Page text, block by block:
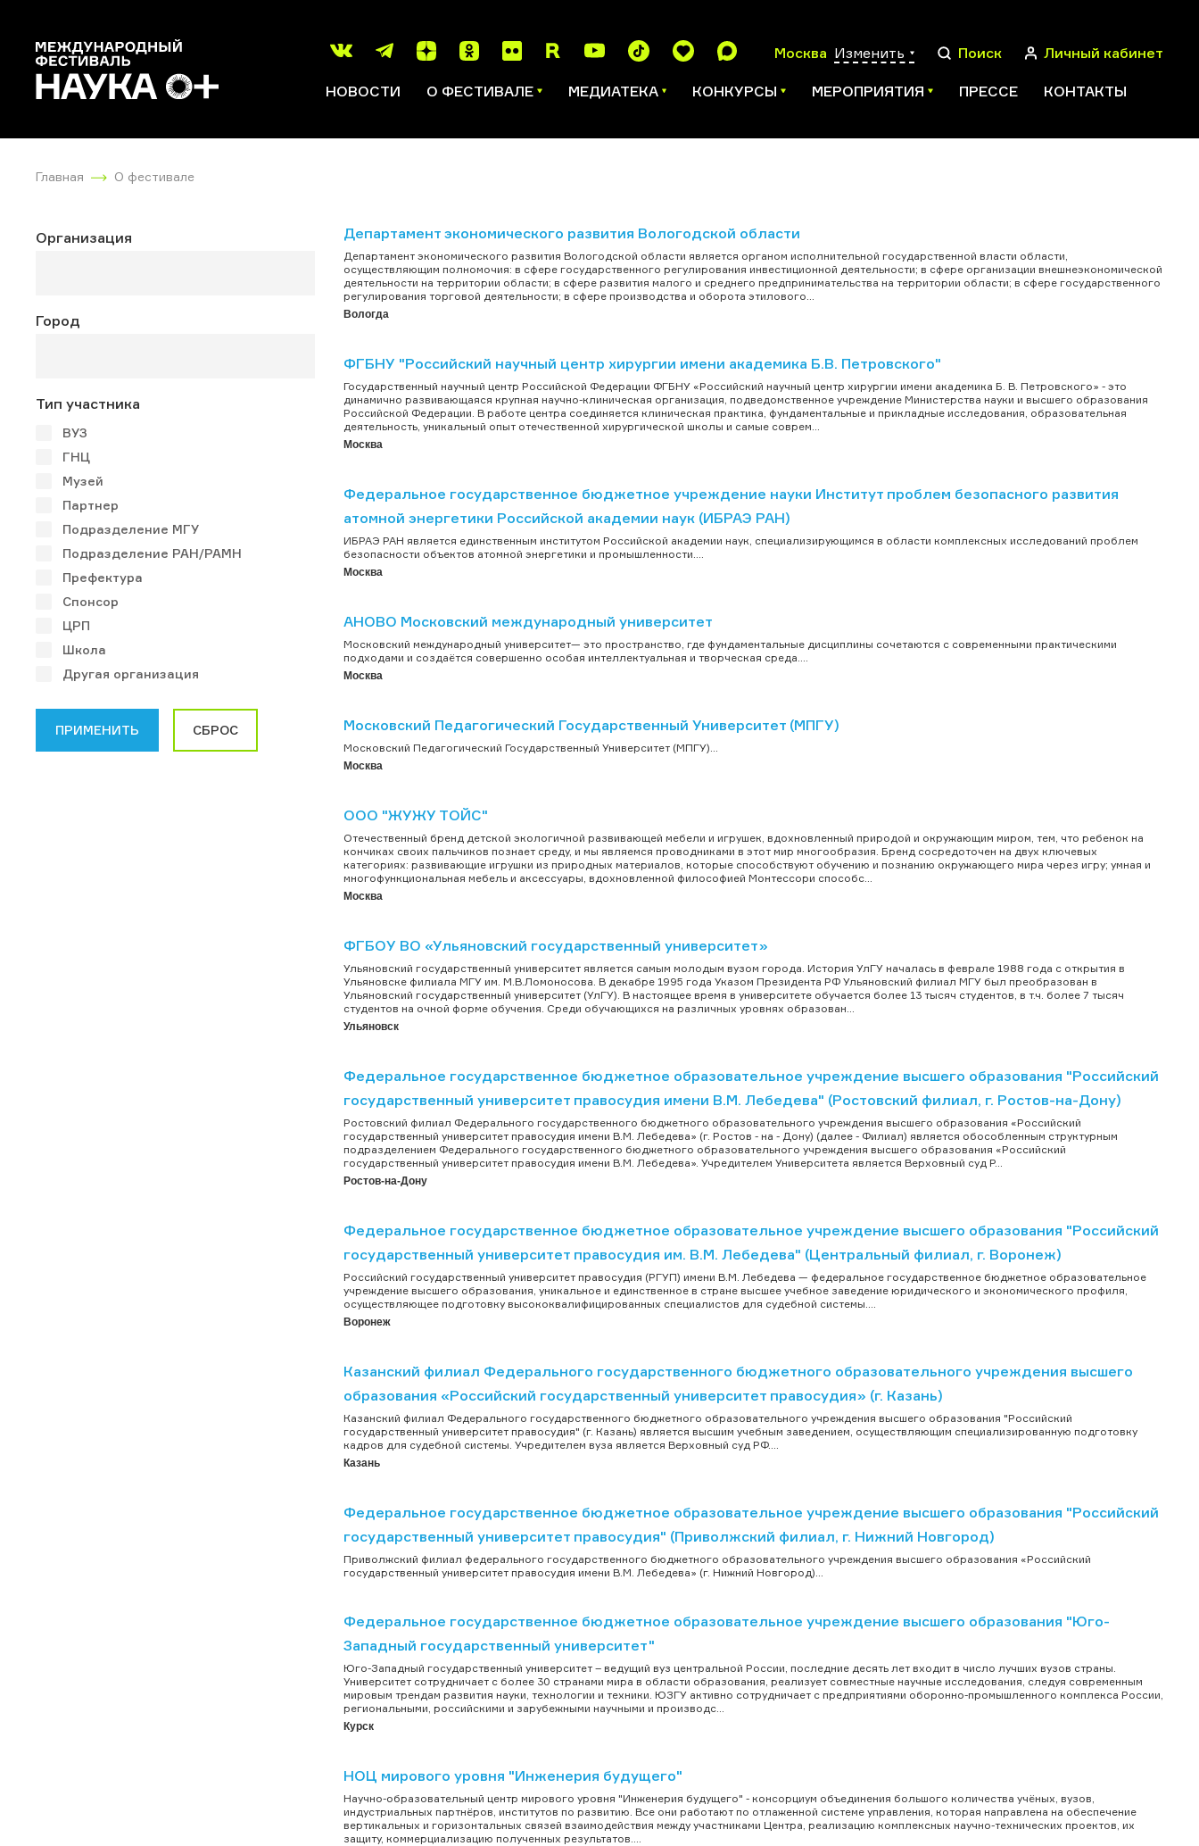
Москва Изменить Поиск Личный кабинет
НОВОСТИ О ФЕСТИВАЛЕ МЕДИАТЕКА КОНКУРСЫ МЕРОПРИЯТИЯ ПРЕССЕ КОНТАКТЫ
Главная О фестивале
Организация
Город
Тип участника
ВУЗ
ГНЦ
Музей
Партнер
Подразделение МГУ
Подразделение РАН/РАМН
Префектура
Спонсор
ЦРП
Школа
Другая организация
Департамент экономического развития Вологодской области
Департамент экономического развития Вологодской области является органом исполнительной государственной власти области,
осуществляющим полномочия: в сфере государственного регулирования инвестиционной деятельности; в сфере организации внешнеэкономической
деятельности на территории области; в сфере развития малого и среднего предпринимательства на территории области; в сфере государственного
регулирования торговой деятельности; в сфере производства и оборота этилового...
Вологда
ФГБНУ "Российский научный центр хирургии имени академика Б.В. Петровского"
Государственный научный центр Российской Федерации ФГБНУ «Российский научный центр хирургии имени академика Б. В. Петровского» - это
динамично развивающаяся крупная научно-клиническая организация, подведомственное учреждение Министерства науки и высшего образования
Российской Федерации. В работе центра соединяется клиническая практика, фундаментальные и прикладные исследования, образовательная
деятельность, уникальный опыт отечественной хирургической школы и самые соврем...
Москва
Федеральное государственное бюджетное учреждение науки Институт проблем безопасного развития
атомной энергетики Российской академии наук (ИБРАЭ РАН)
ИБРАЭ РАН является единственным институтом Российской академии наук, специализирующимся в области комплексных исследований проблем
безопасности объектов атомной энергетики и промышленности....
Москва
АНОВО Московский международный университет
Московский международный университет— это пространство, где фундаментальные дисциплины сочетаются с современными практическими
подходами и создаётся совершенно особая интеллектуальная и творческая среда....
Москва
Московский Педагогический Государственный Университет (МПГУ)
Московский Педагогический Государственный Университет (МПГУ)...
Москва
ООО "ЖУЖУ ТОЙС"
Отечественный бренд детской экологичной развивающей мебели и игрушек, вдохновленный природой и окружающим миром, тем, что ребенок на
кончиках своих пальчиков познает среду, и мы являемся проводниками в этот мир многообразия. Бренд сосредоточен на двух ключевых
категориях: развивающие игрушки из природных материалов, которые способствуют обучению и познанию окружающего мира через игру; умная и
многофункциональная мебель и аксессуары, вдохновленной философией Монтессори способс...
Москва
ФГБОУ ВО «Ульяновский государственный университет»
Ульяновский государственный университет является самым молодым вузом города. История УлГУ началась в феврале 1988 года с открытия в
Ульяновске филиала МГУ им. М.В.Ломоносова. В декабре 1995 года Указом Президента РФ Ульяновский филиал МГУ был преобразован в
Ульяновский государственный университет (УлГУ). В настоящее время в университете обучается более 13 тысяч студентов, в т.ч. более 7 тысяч
студентов на очной форме обучения. Среди обучающихся на различных уровнях образован...
Ульяновск
Федеральное государственное бюджетное образовательное учреждение высшего образования "Российский
государственный университет правосудия имени В.М. Лебедева" (Ростовский филиал, г. Ростов-на-Дону)
Ростовский филиал Федерального государственного бюджетного образовательного учреждения высшего образования «Российский
государственный университет правосудия имени В.М. Лебедева» (г. Ростов - на - Дону) (далее - Филиал) является обособленным структурным
подразделением Федерального государственного бюджетного образовательного учреждения высшего образования «Российский
государственный университет правосудия имени В.М. Лебедева». Учредителем Университета является Верховный суд Р...
Ростов-на-Дону
Федеральное государственное бюджетное образовательное учреждение высшего образования "Российский
государственный университет правосудия им. В.М. Лебедева" (Центральный филиал, г. Воронеж)
Российский государственный университет правосудия (РГУП) имени В.М. Лебедева — федеральное государственное бюджетное образовательное
учреждение высшего образования, уникальное и единственное в стране высшее учебное заведение юридического и экономического профиля,
осуществляющее подготовку высококвалифицированных специалистов для судебной системы....
Воронеж
Казанский филиал Федерального государственного бюджетного образовательного учреждения высшего
образования «Российский государственный университет правосудия» (г. Казань)
Казанский филиал Федерального государственного бюджетного образовательного учреждения высшего образования "Российский
государственный университет правосудия" (г. Казань) является высшим учебным заведением, осуществляющим специализированную подготовку
кадров для судебной системы. Учредителем вуза является Верховный суд РФ....
Казань
Федеральное государственное бюджетное образовательное учреждение высшего образования "Российский
государственный университет правосудия" (Приволжский филиал, г. Нижний Новгород)
Приволжский филиал федерального государственного бюджетного образовательного учреждения высшего образования «Российский
государственный университет правосудия имени В.М. Лебедева» (г. Нижний Новгород)...
Федеральное государственное бюджетное образовательное учреждение высшего образования "Юго-
Западный государственный университет"
Юго-Западный государственный университет – ведущий вуз центральной России, последние десять лет входит в число лучших вузов страны.
Университет сотрудничает с более 30 странами мира в области образования, реализует совместные научные исследования, следуя современным
мировым трендам развития науки, технологии и техники. ЮЗГУ активно сотрудничает с предприятиями оборонно-промышленного комплекса России,
региональными, российскими и зарубежными научными и производс...
Курск
НОЦ мирового уровня "Инженерия будущего"
Научно-образовательный центр мирового уровня "Инженерия будущего" - консорциум объединения большого количества учёных, вузов,
индустриальных партнёров, институтов по развитию. Все они работают по отлаженной системе управления, которая направлена на обеспечение
вертикальных и горизонтальных связей взаимодействия между участниками Центра, реализацию комплексных научно-технических проектов, их
защиту, коммерциализацию полученных результатов....